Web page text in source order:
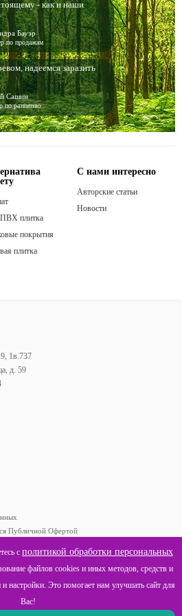
- как и наши
Бауэр
по продажам
надеемся заразить
Сашин
по развитию
плитка
покрытия
плитка
С нами интересно
Авторские статьи
Новости
1в.737
д. 59
Публичной Офертой
с политикой обработки персональных
файлов cookies и иных методов, средств и
и настройки. Это помогает нам улучшать сайт для
Вас!